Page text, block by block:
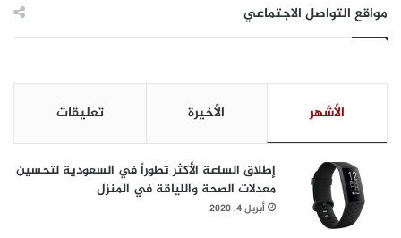
مواقع التواصل الاجتماعي
الأشهر الأخيرة تعليقات
إطلاق الساعة الأكثر تطوراً في السعودية لتحسين
معدلات الصحة واللياقة في المنزل
أبريل 4, 2020